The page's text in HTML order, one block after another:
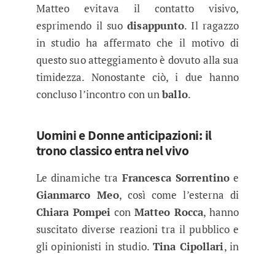
Matteo evitava il contatto visivo,
esprimendo il suodisappunto. Il ragazzo
in studio ha affermato che il motivo di
questo suo atteggiamento è dovuto alla sua
timidezza. Nonostante ciò, i due hanno
concluso l’incontro con unballo.
Uomini e Donne anticipazioni: il
trono classico entra nel vivo
Le dinamiche tra Francesca Sorrentino e
Gianmarco Meo, così come l’esterna di
Chiara Pompei con Matteo Rocca, hanno
suscitato diverse reazioni tra il pubblico e
gli opinionisti in studio. Tina Cipollari, in